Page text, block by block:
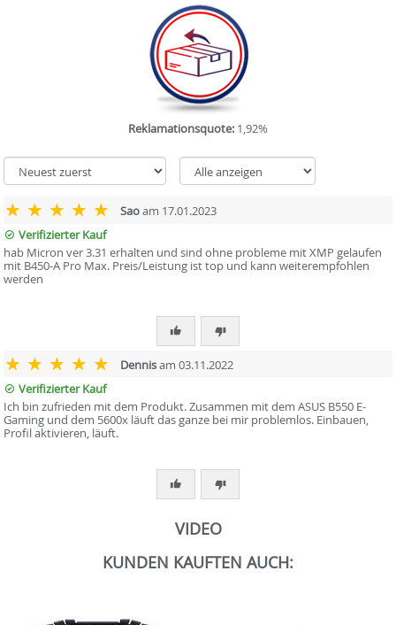
Reklamationsquote: 1,92%
Saoam 17.01.2023
Verifizierter Kauf
hab Micron ver 3.31 erhalten und sind ohne probleme mit XMP gelaufen
mit B450-A Pro Max. Preis/Leistung ist top und kann weiterempfohlen
werden
Dennisam 03.11.2022
Verifizierter Kauf
Ich bin zufrieden mit dem Produkt. Zusammen mit dem ASUS B550 E-
Gaming und dem 5600x läuft das ganze bei mir problemlos. Einbauen,
Profil aktivieren, läuft.
VIDEO
KUNDEN KAUFTEN AUCH: